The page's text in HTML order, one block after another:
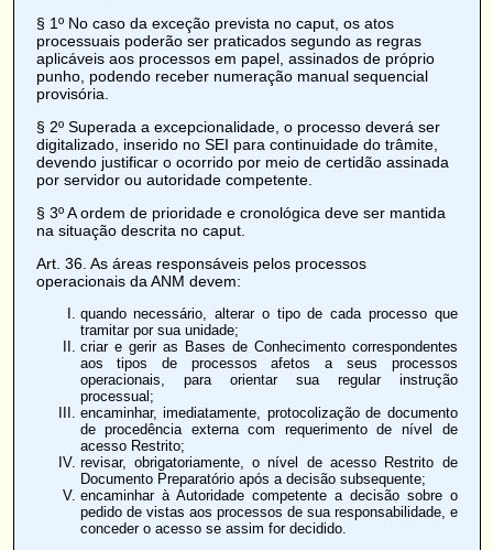
§ 1º No caso da exceção prevista no caput, os atos
processuais poderão ser praticados segundo as regras
aplicáveis aos processos em papel, assinados de próprio
punho, podendo receber numeração manual sequencial
provisória.
§ 2º Superada a excepcionalidade, o processo deverá ser
digitalizado, inserido no SEI para continuidade do trâmite,
devendo justificar o ocorrido por meio de certidão assinada
por servidor ou autoridade competente.
§ 3º A ordem de prioridade e cronológica deve ser mantida
na situação descrita no caput.
Art. 36. As áreas responsáveis pelos processos
operacionais da ANM devem:
quando necessário, alterar o tipo de cada processo que
tramitar por sua unidade;
criar e gerir as Bases de Conhecimento correspondentes
aos tipos de processos afetos a seus processos
operacionais, para orientar sua regular instrução
processual;
encaminhar, imediatamente, protocolização de documento
de procedência externa com requerimento de nível de
acesso Restrito;
revisar, obrigatoriamente, o nível de acesso Restrito de
Documento Preparatório após a decisão subsequente;
encaminhar à Autoridade competente a decisão sobre o
pedido de vistas aos processos de sua responsabilidade, e
conceder o acesso se assim for decidido.